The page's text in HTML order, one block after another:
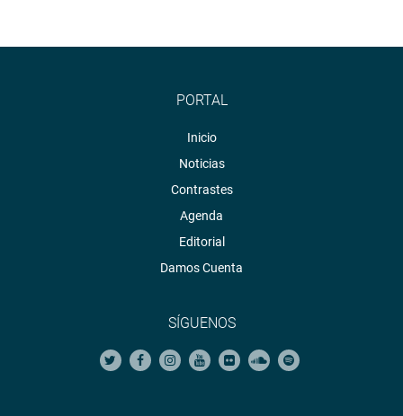
PORTAL
Inicio
Noticias
Contrastes
Agenda
Editorial
Damos Cuenta
SÍGUENOS